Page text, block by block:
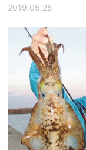
2019.05.25